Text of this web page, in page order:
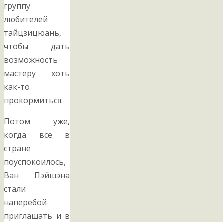
группу
любителей
тайцзицюань,
чтобы дать
возможность
мастеру хоть
как-то
прокормиться.
Потом уже,
когда все в
стране
поуспокоилось,
Ван Пэйшэна
стали
наперебой
приглашать и в